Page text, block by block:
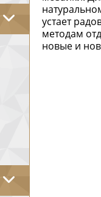
устает
методам
новые и